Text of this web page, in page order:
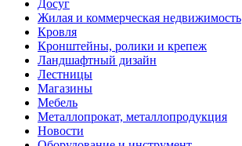
Досуг
Жилая и коммерческая недвижимость
Кровля
Кронштейны, ролики и крепеж
Ландшафтный дизайн
Лестницы
Магазины
Мебель
Металлопрокат, металлопродукция
Новости